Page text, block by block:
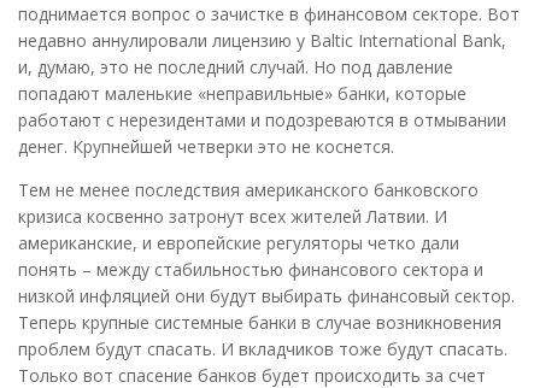
поднимается вопрос о зачистке в финансовом секторе. Вот
недавно аннулировали лицензию у Baltic International Bank,
и, думаю, это не последний случай. Но под давление
попадают маленькие «неправильные» банки, которые
работают с нерезидентами и подозреваются в отмывании
денег. Крупнейшей четверки это не коснется.
Тем не менее последствия американского банковского
кризиса косвенно затронут всех жителей Латвии. И
американские, и европейские регуляторы четко дали
понять – между стабильностью финансового сектора и
низкой инфляцией они будут выбирать финансовый сектор.
Теперь крупные системные банки в случае возникновения
проблем будут спасать. И вкладчиков тоже будут спасать.
Только вот спасение банков будет происходить за счет